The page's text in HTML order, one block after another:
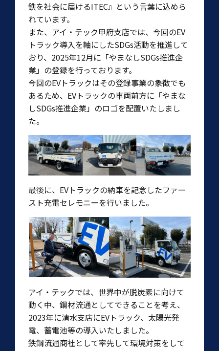
鉄を社会に届けるITEC』という言葉に込めら
れています。
また、アイ・テック甲府支店では、今回のEV
トラック導入を軸にしたSDGs活動を推進して
おり、2025年12月に「やまなしSDGs推進企
業」の登録を行っております。
今回のEVトラックはその登録事業の象徴でも
あるため、EVトラックの車両前方に「やまな
しSDGs推進企業」のロゴを配置いたしまし
た。
最後に、EVトラックの納車を記念したファー
スト充電セレモニーを行いました。
アイ・テックでは、世界中が脱炭素に向けて
動く中、鋼材流通としてできることを考え、
2023年に清水支店にEVトラック、太陽光発
電、蓄電池等の導入いたしました。
鉄鋼流通商社として率先して環境対策をして